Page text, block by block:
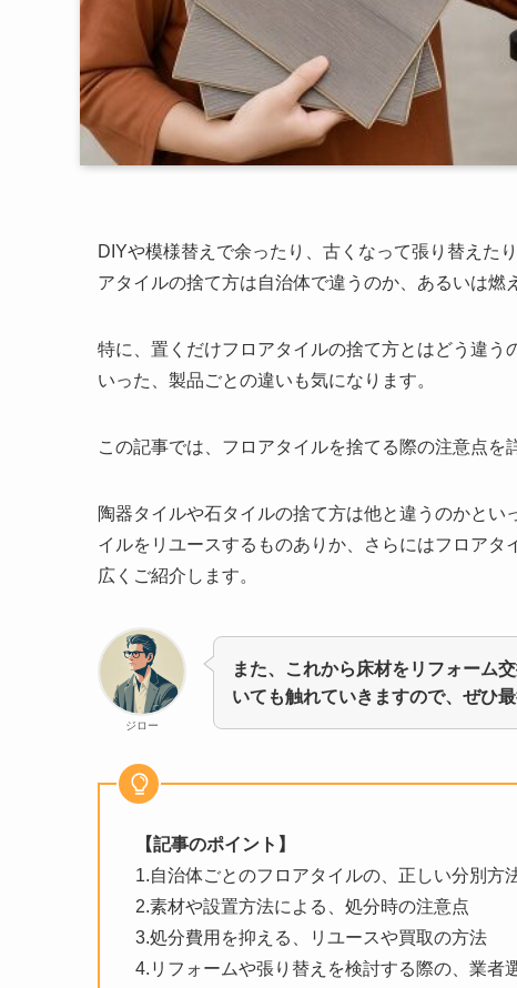
DIYや模様替えで余ったり、古くなって張り替えた
アタイルの捨て方は自治体で違うのか、あるいは燃
特に、置くだけフロアタイルの捨て方とはどう違
いった、製品ごとの違いも気になります。
この記事では、フロアタイルを捨てる際の注意点を
陶器タイルや石タイルの捨て方は他と違うのかと
イルをリユースするものありか、さらにはフロア
広くご紹介します。
ジロー
また、これから床材をリフォーム
いても触れていきますので、ぜひ
【記事のポイント】
1.自治体ごとのフロアタイルの、正しい分別方
2.素材や設置方法による、処分時の注意点
3.処分費用を抑える、リユースや買取の方法
4.リフォームや張り替えを検討する際の、業者